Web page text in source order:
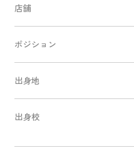
店舗
ポジション
出身地
出身校